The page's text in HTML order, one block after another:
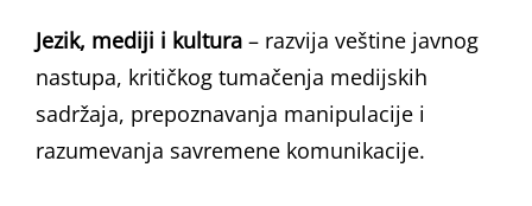
Jezik, mediji i kultura – razvija veštine javnog
nastupa, kritičkog tumačenja medijskih
sadržaja, prepoznavanja manipulacije i
razumevanja savremene komunikacije.